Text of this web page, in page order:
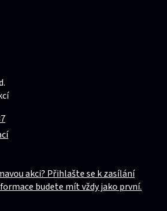
akci? Přihlašte se k zasílání
budete mít vždy jako první.